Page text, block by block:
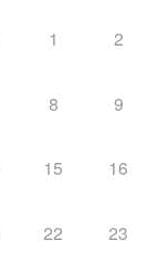
1 2
8 9
15 16
22 23